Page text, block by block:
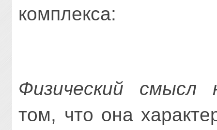
комплекса:
Физический смысл
том, что она